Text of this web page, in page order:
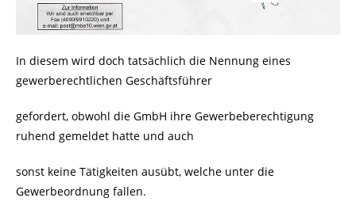
In diesem wird doch tatsächlich die Nennung eines
gewerberechtlichen Geschäftsführer
gefordert, obwohl die GmbH ihre Gewerbeberechtigung
ruhend gemeldet hatte und auch
sonst keine Tätigkeiten ausübt, welche unter die
Gewerbeordnung fallen.